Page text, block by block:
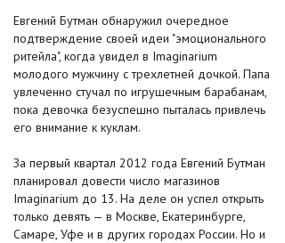
Евгений Бутман обнаружил очередное
подтверждение своей идеи "эмоционального
ритейла", когда увидел в Imaginarium
молодого мужчину с трехлетней дочкой. Папа
увлеченно стучал по игрушечным барабанам,
пока девочка безуспешно пыталась привлечь
его внимание к куклам.
За первый квартал 2012 года Евгений Бутман
планировал довести число магазинов
Imaginarium до 13. На деле он успел открыть
только девять — в Москве, Екатеринбурге,
Самаре, Уфе и в других городах России. Но и